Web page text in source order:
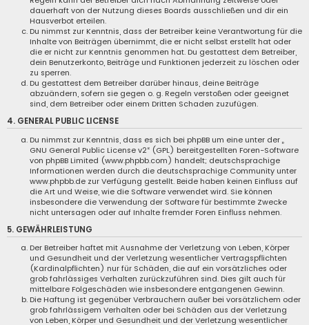
dauerhaft von der Nutzung dieses Boards ausschließen und dir ein
Hausverbot erteilen.
Du nimmst zur Kenntnis, dass der Betreiber keine Verantwortung für die
Inhalte von Beiträgen übernimmt, die er nicht selbst erstellt hat oder
die er nicht zur Kenntnis genommen hat. Du gestattest dem Betreiber,
dein Benutzerkonto, Beiträge und Funktionen jederzeit zu löschen oder
zu sperren.
Du gestattest dem Betreiber darüber hinaus, deine Beiträge
abzuändern, sofern sie gegen o. g. Regeln verstoßen oder geeignet
sind, dem Betreiber oder einem Dritten Schaden zuzufügen.
4. GENERAL PUBLIC LICENSE
Du nimmst zur Kenntnis, dass es sich bei phpBB um eine unter der „
GNU General Public License v2“ (GPL) bereitgestellten Foren-Software
von phpBB Limited (www.phpbb.com) handelt; deutschsprachige
Informationen werden durch die deutschsprachige Community unter
www.phpbb.de zur Verfügung gestellt. Beide haben keinen Einfluss auf
die Art und Weise, wie die Software verwendet wird. Sie können
insbesondere die Verwendung der Software für bestimmte Zwecke
nicht untersagen oder auf Inhalte fremder Foren Einfluss nehmen.
5. GEWÄHRLEISTUNG
Der Betreiber haftet mit Ausnahme der Verletzung von Leben, Körper
und Gesundheit und der Verletzung wesentlicher Vertragspflichten
(Kardinalpflichten) nur für Schäden, die auf ein vorsätzliches oder
grob fahrlässiges Verhalten zurückzuführen sind. Dies gilt auch für
mittelbare Folgeschäden wie insbesondere entgangenen Gewinn.
Die Haftung ist gegenüber Verbrauchern außer bei vorsätzlichem oder
grob fahrlässigem Verhalten oder bei Schäden aus der Verletzung
von Leben, Körper und Gesundheit und der Verletzung wesentlicher